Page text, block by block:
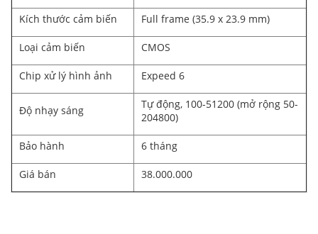
Kích thước cảm biến Full frame (35.9 x 23.9 mm)
Loại cảm biến CMOS
Chip xử lý hình ảnh Expeed 6
Độ nhạy sáng
Tự động, 100-51200 (mở rộng 50-
204800)
Bảo hành 6 tháng
Giá bán 38.000.000